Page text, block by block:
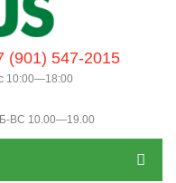
(901) 547-2015
10:00—18:00
ВС 10.00—19.00